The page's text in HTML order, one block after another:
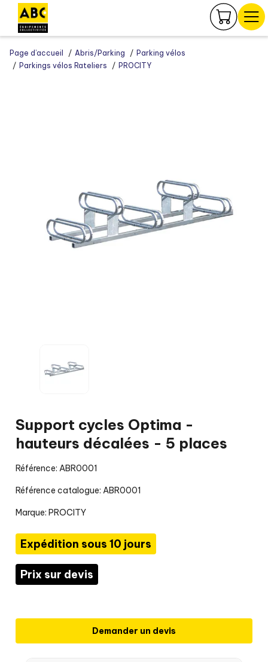
Page d’accueil Abris/Parking
Parking vélos
Parkings vélos Rateliers
PROCITY
Support cycles Optima -
hauteurs décalées - 5 places
Référence: ABR0001
Référence catalogue: ABR0001
Marque: PROCITY
Expédition sous 10 jours
Prix sur devis
Demander un devis
Panneau de gestion des cookies